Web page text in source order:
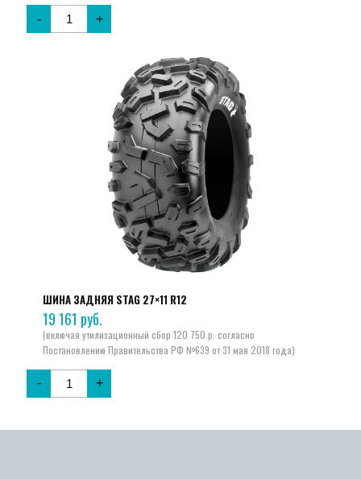
- +
ШИНА ЗАДНЯЯ STAG 27×11 R12
19 161 руб.
- +